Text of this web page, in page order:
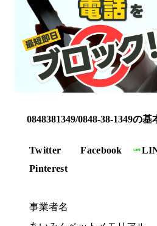
0848381349/0848-38-1349の基
Twitter Facebook
Pinterest
事業者名